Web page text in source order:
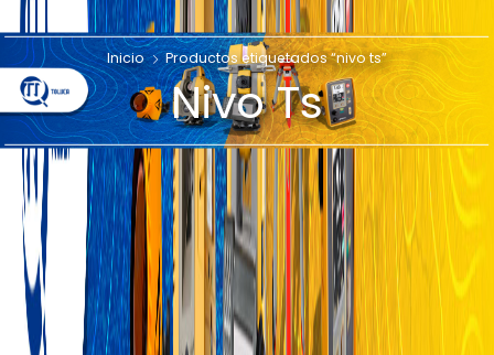
Inicio Productos etiquetados “nivo ts”
Nivo Ts